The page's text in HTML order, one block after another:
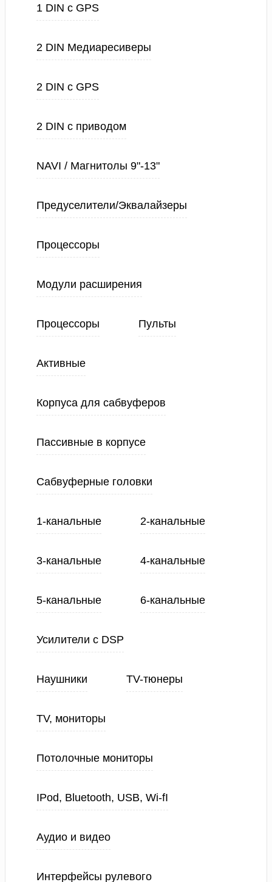
1 DIN с GPS
2 DIN Медиаресиверы
2 DIN с GPS
2 DIN с приводом
NAVI / Магнитолы 9"-13"
Предуселители/Эквалайзеры
Процессоры
Модули расширения
Процессоры Пульты
Активные
Корпуса для сабвуферов
Пассивные в корпусе
Сабвуферные головки
1-канальные 2-канальные
3-канальные 4-канальные
5-канальные 6-канальные
Усилители с DSP
Наушники TV-тюнеры
TV, мониторы
Потолочные мониторы
IPod, Bluetooth, USB, Wi-fI
Аудио и видео
Интерфейсы рулевого